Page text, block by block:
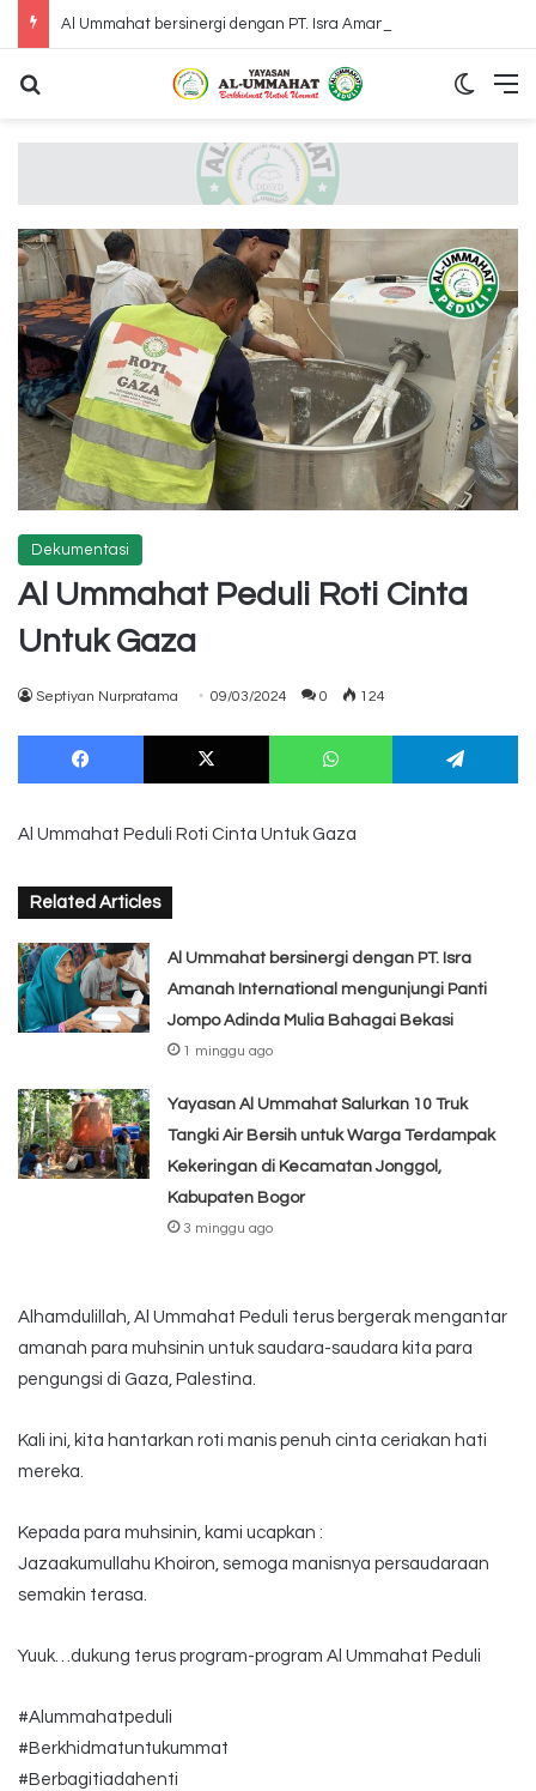
Dekumentasi
Al Ummahat Peduli Roti Cinta
Untuk Gaza
Septiyan Nurpratama 09/03/2024 0 124
Facebook X WhatsApp
Al Ummahat Peduli Roti Cinta Untuk Gaza
Related Articles
Al Ummahat bersinergi dengan PT. Isra
Amanah International mengunjungi Panti
Jompo Adinda Mulia Bahagai Bekasi
1 minggu ago
Yayasan Al Ummahat Salurkan 10 Truk
Tangki Air Bersih untuk Warga Terdampak
Kekeringan di Kecamatan Jonggol,
Kabupaten Bogor
3 minggu ago
Alhamdulillah, Al Ummahat Peduli terus bergerak mengantar
amanah para muhsinin untuk saudara-saudara kita para
pengungsi di Gaza, Palestina.
Kali ini, kita hantarkan roti manis penuh cinta ceriakan hati
mereka.
Kepada para muhsinin, kami ucapkan :
Jazaakumullahu Khoiron, semoga manisnya persaudaraan
semakin terasa.
Yuuk…dukung terus program-program Al Ummahat Peduli
#Alummahatpeduli
#Berkhidmatuntukummat
#Berbagitiadahenti